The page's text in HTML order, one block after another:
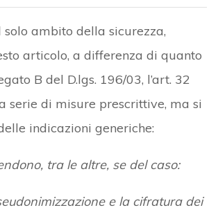
ambito della sicurezza,
articolo, a differenza di quanto
B del D.lgs. 196/03, l’art. 32
serie di misure prescrittive, ma si
indicazioni generiche:
tra le altre, se del caso:
e la cifratura dei